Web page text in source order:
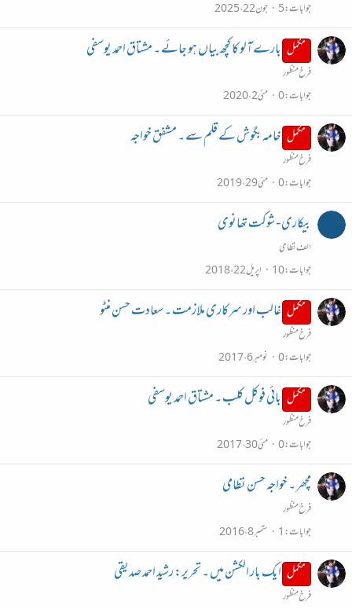
جوابات 5 جون 22، 2025
مکمل بارے آلو کا کچھ بیاں ہو جائے ۔ مشتاق احمد یوسفی
فرخ منظور
جوابات 0 مئی 2، 2020
مکمل خامہ بگوش کے قلم سے ۔ مشفق خواجہ
فرخ منظور
جوابات 0 مئی 29، 2019
بیکاری - شوکت تھانوی
الف نظامی
جوابات 10 اپریل 22، 2018
مکمل غالب اور سرکاری ملازمت ۔ سعادت حسن منٹو
فرخ منظور
جوابات 0 نومبر 6، 2017
مکمل بائی فوکل کلب ۔ مشتاق احمد یوسفی
فرخ منظور
جوابات 0 مئی 30، 2017
مچھر ۔ خواجہ حسن نظامی
فرخ منظور
جوابات 1 ستمبر 8، 2016
مکمل ایک بار الکشن میں ۔ تحریر: رشید احمد صدیقی
فرخ منظور